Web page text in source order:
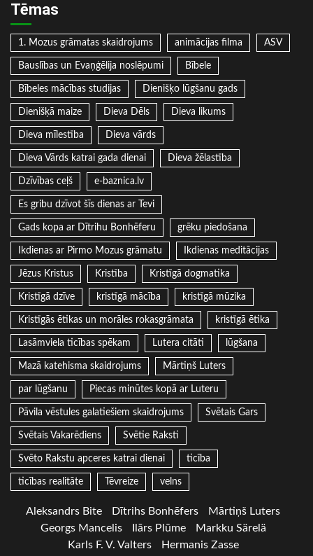
Tēmas
1. Mozus grāmatas skaidrojums animācijas filma ASV
Bauslības un Evaņģēlija noslēpumi Bībele
Bībeles mācības studijas Dienišķo lūgšanu gads
Dienišķā maize Dieva Dēls Dieva likums
Dieva mīlestība Dieva vārds
Dieva Vārds katrai gada dienai Dieva žēlastība
Dzīvības ceļš e-baznica.lv
Es gribu dzīvot šīs dienas ar Tevi
Gads kopa ar Dītrihu Bonhēferu grēku piedošana
Ikdienas ar Pirmo Mozus grāmatu Ikdienas meditācijas
Jēzus Kristus Kristība Kristīgā dogmatika
Kristīgā dzīve kristīgā mācība kristīgā mūzika
Kristīgās ētikas un morāles rokasgrāmata kristīgā ētika
Lasāmviela ticības spēkam Lutera citāti lūgšana
Mazā katehisma skaidrojums Mārtiņš Luters
par lūgšanu Piecas minūtes kopā ar Luteru
Pāvila vēstules galatiešiem skaidrojums Svētais Gars
Svētais Vakarēdiens Svētie Raksti
Svēto Rakstu apceres katrai dienai ticība
ticības realitāte Tēvreize velns
Aleksandrs Bite Dītrihs Bonhēfers
Mārtiņš Luters
Georgs Mancelis
Ilārs Plūme
Markku Särelä
Karls F. V. Valters
Hermanis Zasse